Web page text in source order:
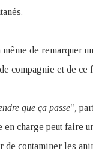
de remarquer
compagnie et de ce
que ça passe",
en charge peut faire
de contaminer les